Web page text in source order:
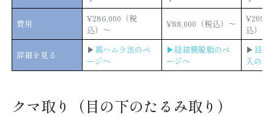
費用
¥286,000（税
込）〜
¥88,000（税込）〜
込）〜
詳細を見る ▶︎裏ハムラ法のペ
ージへ
▶︎経結膜脱脂のペ
ージへ
▶︎ 目の
入のペ
クマ取り（目の下のたるみ取り）